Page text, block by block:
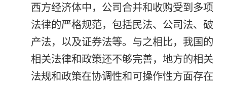
西方经济体中，公司合并和收购受到多项
法律的严格规范，包括民法、公司法、破
产法，以及证券法等。与之相比，我国的
相关法律和政策还不够完善，地方的相关
法规和政策在协调性和可操作性方面存在